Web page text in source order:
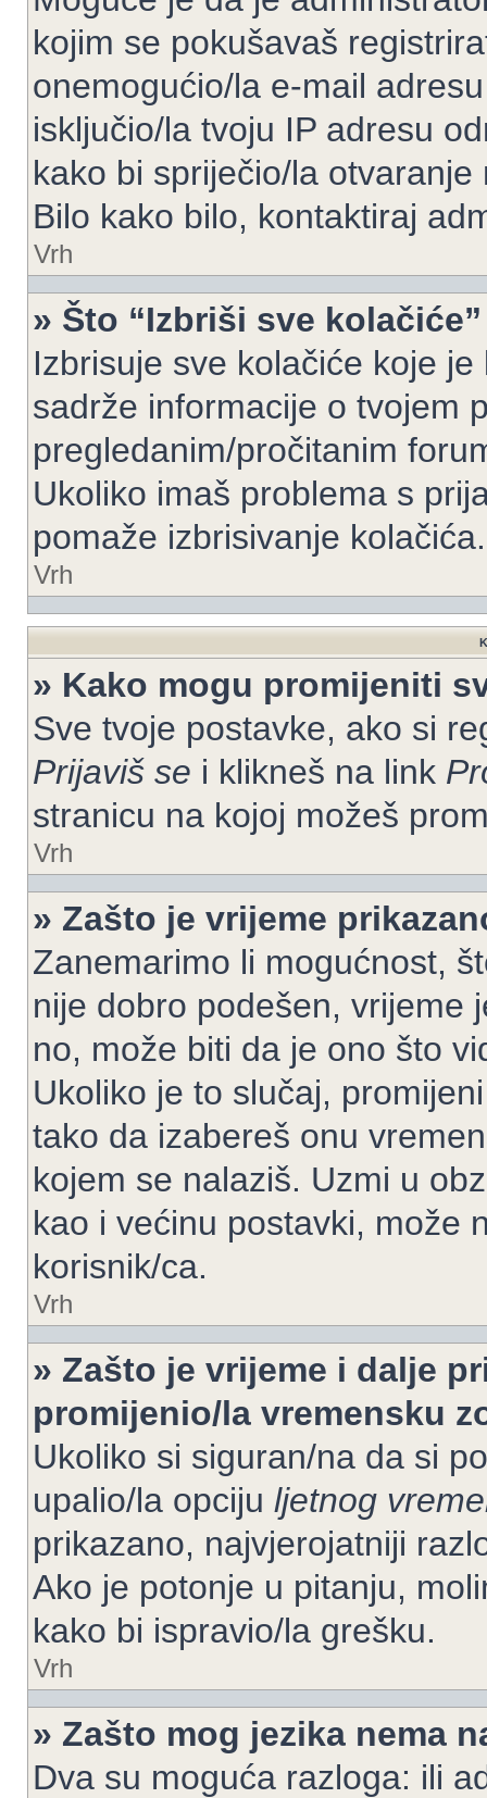
kojim se pokušavaš
onemogućio/la e-mail
isključio/la tvoju IP adresu
kako bi spriječio/la
Bilo kako bilo, kontaktiraj
Vrh
» Što “Izbriši sve
Izbrisuje sve kolačiće koje
sadrže informacije o tvojem
pregledanim/pročitanim
Ukoliko imaš problema s
pomaže izbrisivanje kolačića.
Vrh
» Kako mogu promijeniti
Sve tvoje postavke, ako si
Prijaviš se i klikneš na link
stranicu na kojoj možeš
Vrh
» Zašto je vrijeme
Zanemarimo li mogućnost,
nije dobro podešen, vrijeme
no, može biti da je ono što
Ukoliko je to slučaj,
tako da izabereš onu
kojem se nalaziš. Uzmi u
kao i većinu postavki, može
korisnik/ca.
Vrh
» Zašto je vrijeme i dalje
promijenio/la vremensku
Ukoliko si siguran/na da si
upalio/la opciju ljetnog
prikazano, najvjerojatniji
Ako je potonje u pitanju,
kako bi ispravio/la grešku.
Vrh
» Zašto mog jezika nema
Dva su moguća razloga: ili